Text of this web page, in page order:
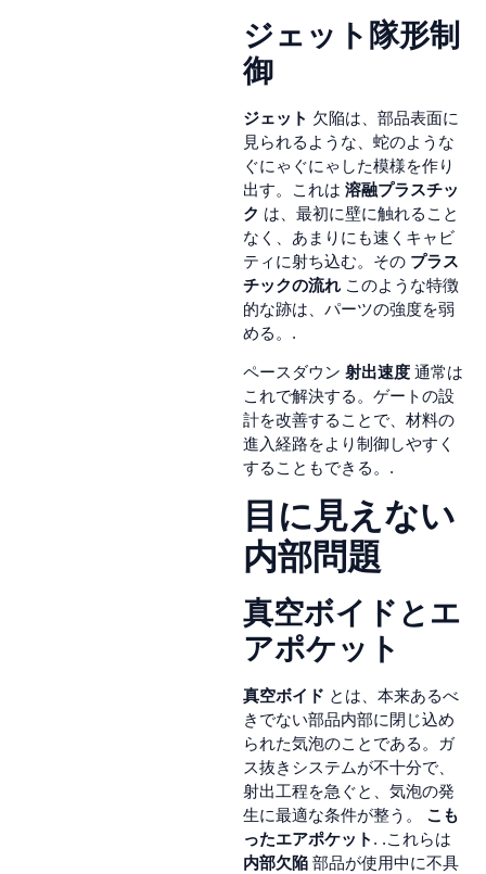
ジェット隊形制
御
ジェット 欠陥は、部品表面に
見られるような、蛇のような
ぐにゃぐにゃした模様を作り
出す。これは 溶融プラスチッ
ク は、最初に壁に触れること
なく、あまりにも速くキャビ
ティに射ち込む。その プラス
チックの流れこのような特徴
的な跡は、パーツの強度を弱
める。.
ペースダウン 射出速度 通常は
これで解決する。ゲートの設
計を改善することで、材料の
進入経路をより制御しやすく
することもできる。.
目に見えない
内部問題
真空ボイドとエ
アポケット
真空ボイド とは、本来あるべ
きでない部品内部に閉じ込め
られた気泡のことである。ガ
ス抜きシステムが不十分で、
射出工程を急ぐと、気泡の発
生に最適な条件が整う。 こも
ったエアポケット . .これらは
内部欠陥 部品が使用中に不具